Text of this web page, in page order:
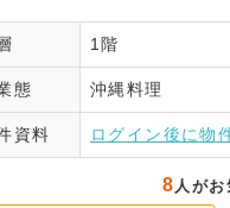
ログイ
1階
態 沖縄料理
資料 ログイン後に物
8 人が